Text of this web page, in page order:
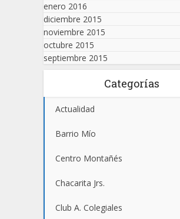
enero 2016
diciembre 2015
noviembre 2015
octubre 2015
septiembre 2015
Categorías
Actualidad
Barrio Mío
Centro Montañés
Chacarita Jrs.
Club A. Colegiales